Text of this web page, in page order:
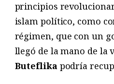
principios
islam político, como
régimen, que con un
llegó de la mano de la
Buteflikapodría